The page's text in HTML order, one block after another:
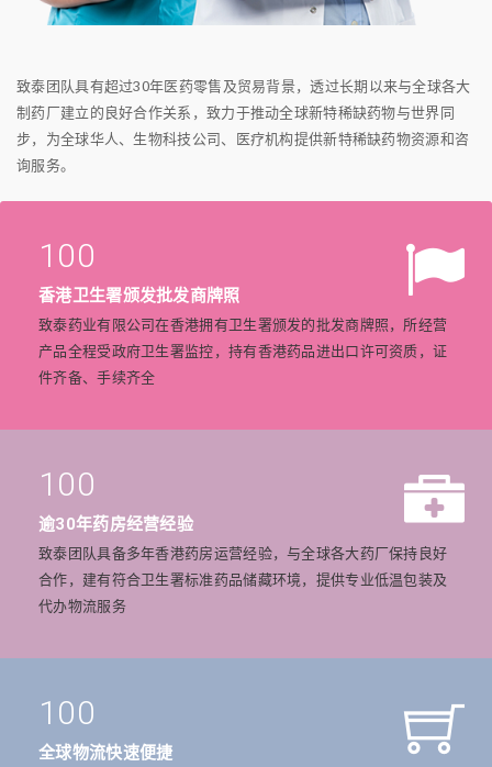
致泰团队具有超过30年医药零售及贸易背景，透过长期以来与全球各大
制药厂建立的良好合作关系，致力于推动全球新特稀缺药物与世界同
步，为全球华人、生物科技公司、医疗机构提供新特稀缺药物资源和咨
询服务。
100
香港卫生署颁发批发商牌照
致泰药业有限公司在香港拥有卫生署颁发的批发商牌照，所经营
产品全程受政府卫生署监控，持有香港药品进出口许可资质，证
件齐备、手续齐全
100
逾30年药房经营经验
致泰团队具备多年香港药房运营经验，与全球各大药厂保持良好
合作，建有符合卫生署标准药品储藏环境，提供专业低温包装及
代办物流服务
100
全球物流快速便捷